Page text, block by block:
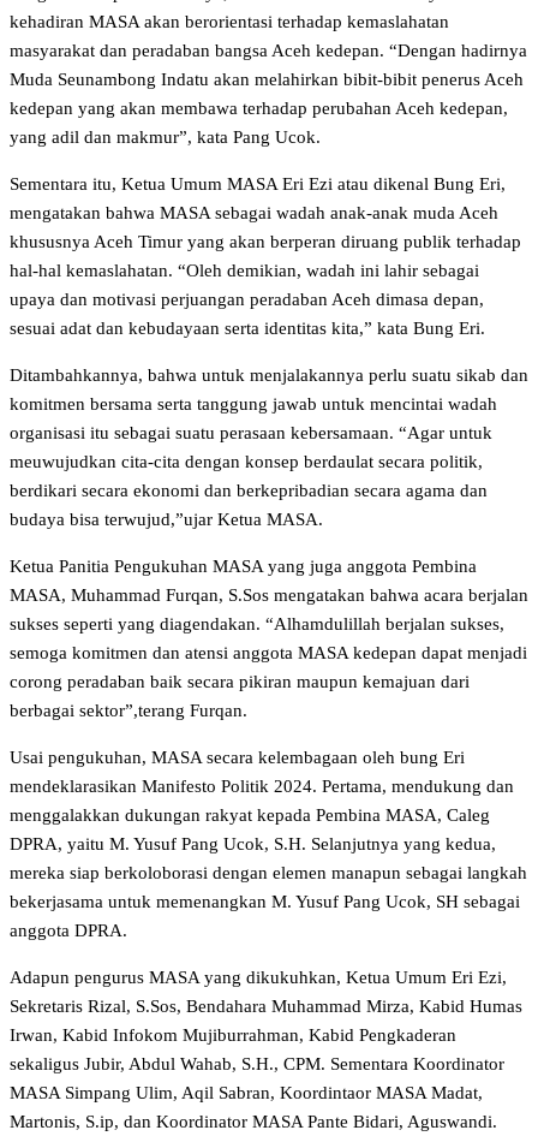
kehadiran MASA akan berorientasi terhadap kemaslahatan
masyarakat dan peradaban bangsa Aceh kedepan. “Dengan hadirnya
Muda Seunambong Indatu akan melahirkan bibit-bibit penerus Aceh
kedepan yang akan membawa terhadap perubahan Aceh kedepan,
yang adil dan makmur”, kata Pang Ucok.
Sementara itu, Ketua Umum MASA Eri Ezi atau dikenal Bung Eri,
mengatakan bahwa MASA sebagai wadah anak-anak muda Aceh
khususnya Aceh Timur yang akan berperan diruang publik terhadap
hal-hal kemaslahatan. “Oleh demikian, wadah ini lahir sebagai
upaya dan motivasi perjuangan peradaban Aceh dimasa depan,
sesuai adat dan kebudayaan serta identitas kita,” kata Bung Eri.
Ditambahkannya, bahwa untuk menjalakannya perlu suatu sikab dan
komitmen bersama serta tanggung jawab untuk mencintai wadah
organisasi itu sebagai suatu perasaan kebersamaan. “Agar untuk
meuwujudkan cita-cita dengan konsep berdaulat secara politik,
berdikari secara ekonomi dan berkepribadian secara agama dan
budaya bisa terwujud,”ujar Ketua MASA.
Ketua Panitia Pengukuhan MASA yang juga anggota Pembina
MASA, Muhammad Furqan, S.Sos mengatakan bahwa acara berjalan
sukses seperti yang diagendakan. “Alhamdulillah berjalan sukses,
semoga komitmen dan atensi anggota MASA kedepan dapat menjadi
corong peradaban baik secara pikiran maupun kemajuan dari
berbagai sektor”,terang Furqan.
Usai pengukuhan, MASA secara kelembagaan oleh bung Eri
mendeklarasikan Manifesto Politik 2024. Pertama, mendukung dan
menggalakkan dukungan rakyat kepada Pembina MASA, Caleg
DPRA, yaitu M. Yusuf Pang Ucok, S.H. Selanjutnya yang kedua,
mereka siap berkoloborasi dengan elemen manapun sebagai langkah
bekerjasama untuk memenangkan M. Yusuf Pang Ucok, SH sebagai
anggota DPRA.
Adapun pengurus MASA yang dikukuhkan, Ketua Umum Eri Ezi,
Sekretaris Rizal, S.Sos, Bendahara Muhammad Mirza, Kabid Humas
Irwan, Kabid Infokom Mujiburrahman, Kabid Pengkaderan
sekaligus Jubir, Abdul Wahab, S.H., CPM. Sementara Koordinator
MASA Simpang Ulim, Aqil Sabran, Koordintaor MASA Madat,
Martonis, S.ip, dan Koordinator MASA Pante Bidari, Aguswandi.